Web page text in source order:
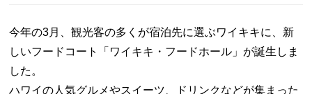
今年の3月、観光客の多くが宿泊先に選ぶワイキキに、新
しいフードコート「ワイキキ・フードホール」が誕生しま
した。
ハワイの人気グルメやスイーツ、ドリンクなどが集まった